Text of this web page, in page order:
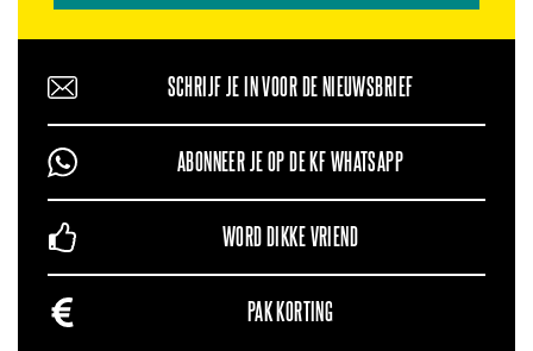
SCHRIJF JE IN VOOR DE NIEUWSBRIEF
ABONNEER JE OP DE KF WHATSAPP
WORD DIKKE VRIEND
PAK KORTING